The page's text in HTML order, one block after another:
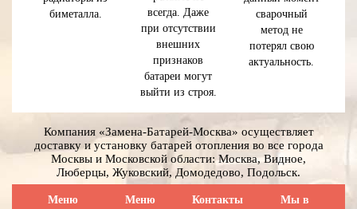
биметалла.
всегда. Даже
при отсутствии
внешних
признаков
батареи могут
выйти из строя.
сварочный
метод не
потерял свою
актуальность.
Компания «Замена-Батарей-Москва» осуществляет
доставку и установку батарей отопления во все города
Москвы и Московской области: Москва, Видное,
Люберцы, Жуковский, Домодедово, Подольск.
Меню Меню Контакты
Мы в